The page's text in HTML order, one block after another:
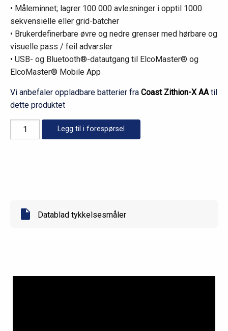
• Måleminnet; lagrer 100 000 avlesninger i opptil 1000
sekvensielle eller grid-batcher
• Brukerdefinerbare øvre og nedre grenser med hørbare og
visuelle pass / feil advarsler
• USB- og Bluetooth®-datautgang til ElcoMaster® og
ElcoMaster® Mobile App
Vi anbefaler oppladbare batterier fra Coast Zithion-X AA til
dette produktet
Elcometer
MTG8
Legg til i forespørsel
Datablad tykkelsesmåler